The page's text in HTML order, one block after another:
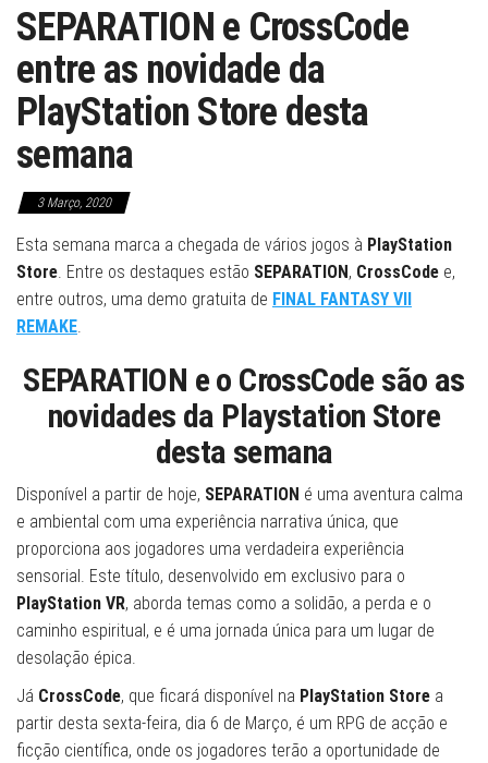
SEPARATION e CrossCode
entre as novidade da
PlayStation Store desta
semana
3 Março, 2020
Esta semana marca a chegada de vários jogos à PlayStation
Store. Entre os destaques estão SEPARATION, CrossCode e,
entre outros, uma demo gratuita de FINAL FANTASY VII
REMAKE.
SEPARATION e o CrossCodesão as
novidades da Playstation Store
desta semana
Disponível a partir de hoje, SEPARATION é uma aventura calma
e ambiental com uma experiência narrativa única, que
proporciona aos jogadores uma verdadeira experiência
sensorial. Este título, desenvolvido em exclusivo para o
PlayStation VR, aborda temas como a solidão, a perda e o
caminho espiritual, e é uma jornada única para um lugar de
desolação épica.
Já CrossCode, que ficará disponível na PlayStation Store a
partir desta sexta-feira, dia 6 de Março, é um RPG de acção e
ficção científica, onde os jogadores terão a oportunidade de